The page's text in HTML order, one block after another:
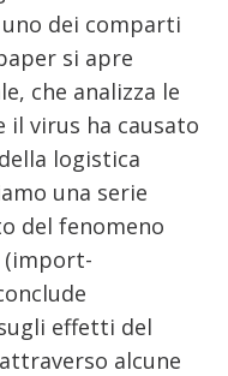
dei comparti
si apre
che analizza le
il virus ha causato
logistica
una serie
del fenomeno
(import-
effetti del
alcune